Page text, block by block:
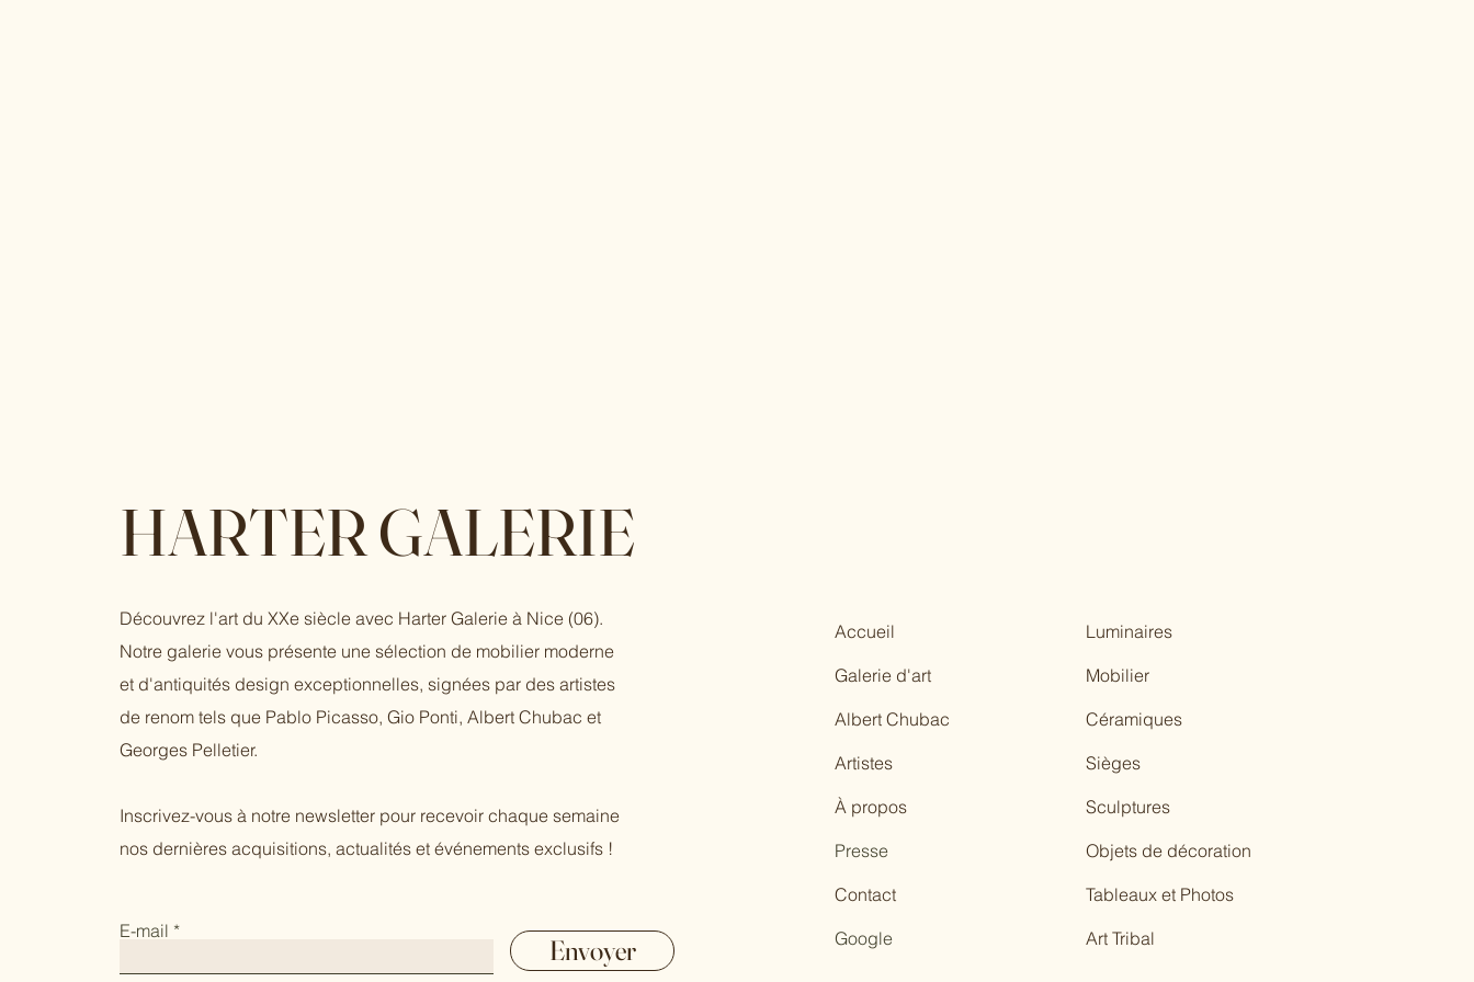
HARTER GALERIE
Découvrez l'art du XXe siècle avec Harter Galerie à Nice (06).
Notre galerie vous présente une sélection de mobilier moderne
et d'antiquités design exceptionnelles, signées par des artistes
de renom tels que Pablo Picasso, Gio Ponti, Albert Chubac et
Georges Pelletier.
Inscrivez-vous à notre newsletter pour recevoir chaque semaine
nos dernières acquisitions, actualités et événements exclusifs !
E-mail
Envoyer
Accueil
Galerie d'art
Albert Chubac
Artistes
À propos
Presse
Contact
Google
Luminaires
Mobilier
Céramiques
Sièges
Sculptures
Objets de décoration
Tableaux et Photos
Art Tribal